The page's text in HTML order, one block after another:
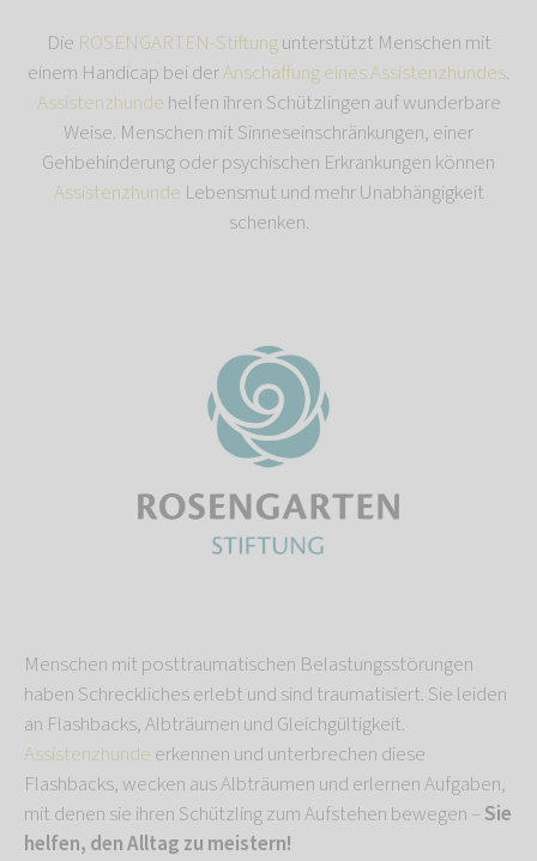
Die ROSENGARTEN-Stiftungunterstützt Menschen mit
einem Handicap bei derAnschaffung eines Assistenzhundes.
Assistenzhunde helfen ihren Schützlingen auf wunderbare
Weise. Menschen mit Sinneseinschränkungen, einer
Gehbehinderung oder psychischen Erkrankungen können
Assistenzhunde Lebensmut und mehr Unabhängigkeit
schenken.
Menschen mit posttraumatischen Belastungsstörungen
haben Schreckliches erlebt und sind traumatisiert. Sie leiden
an Flashbacks, Albträumen und Gleichgültigkeit.
Assistenzhunde erkennen und unterbrechen diese
Flashbacks, wecken aus Albträumen und erlernen Aufgaben,
mit denen sie ihren Schützling zum Aufstehen bewegen – Sie
helfen, den Alltag zu meistern!